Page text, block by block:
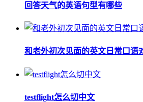
回答天气的英语句型有哪些
和老外初次见面的英文日常口语
testflight怎么切中文